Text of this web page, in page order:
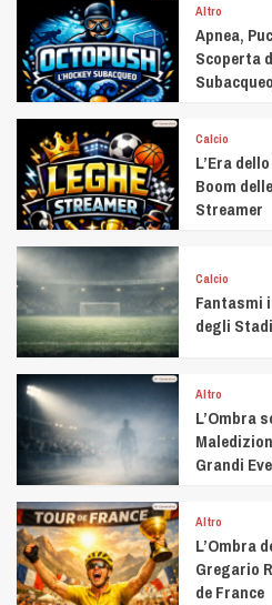
Altro
Apnea,
Scoperta
Calcio
L’Era
Boom
Streamer
Calcio
Fantasmi
degli
Altro
L’Ombra
Grandi
Altro
L’Ombra
Gregario
de France